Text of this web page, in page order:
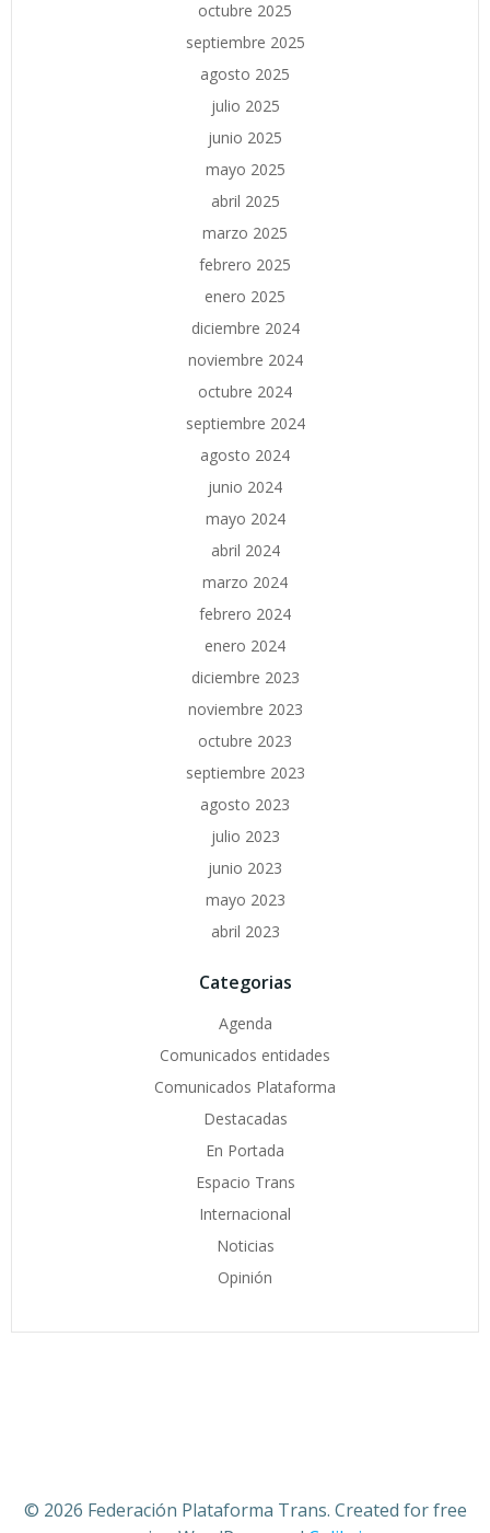
octubre 2025
septiembre 2025
agosto 2025
julio 2025
junio 2025
mayo 2025
abril 2025
marzo 2025
febrero 2025
enero 2025
diciembre 2024
noviembre 2024
octubre 2024
septiembre 2024
agosto 2024
junio 2024
mayo 2024
abril 2024
marzo 2024
febrero 2024
enero 2024
diciembre 2023
noviembre 2023
octubre 2023
septiembre 2023
agosto 2023
julio 2023
junio 2023
mayo 2023
abril 2023
Categorias
Agenda
Comunicados entidades
Comunicados Plataforma
Destacadas
En Portada
Espacio Trans
Internacional
Noticias
Opinión
© 2026 Federación Plataforma Trans. Created for free